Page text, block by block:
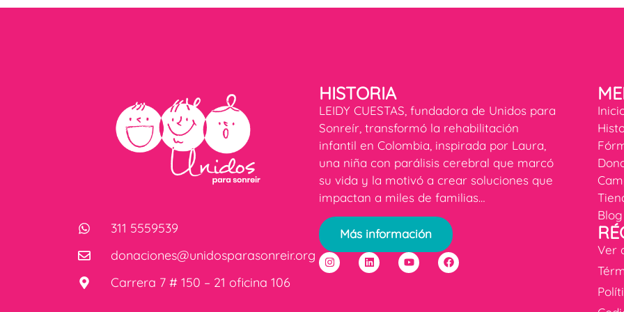
311 5559539
donaciones@unidosparasonreir.org
Carrera 7 # 150 – 21 oficina 106
HISTORIA
LEIDY CUESTAS, fundadora de Unidos para
Sonreír, transformó la rehabilitación
infantil en Colombia, inspirada por Laura,
una niña con parálisis cerebral que marcó
su vida y la motivó a crear soluciones que
impactan a miles de familias…
Más información
Blog
Ver